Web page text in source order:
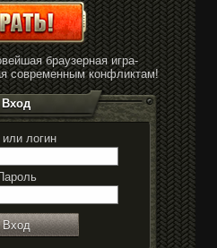
браузерная игра-
современным конфликтам!
Вход
логин